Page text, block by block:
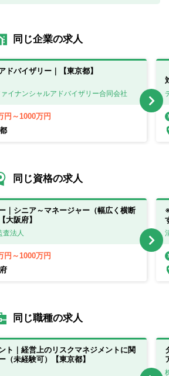
同じ企業の求人
ドバイザリー｜【東京都】
イナンシャルアドバイザリー合同会社
円～1000万円
同じ資格の求人
｜シニア～マネージャー（幅広く横断
大阪府】
査法人
円～1000万円
同じ職種の求人
ト｜経営上のリスクマネジメントに関
（未経験可）【東京都】